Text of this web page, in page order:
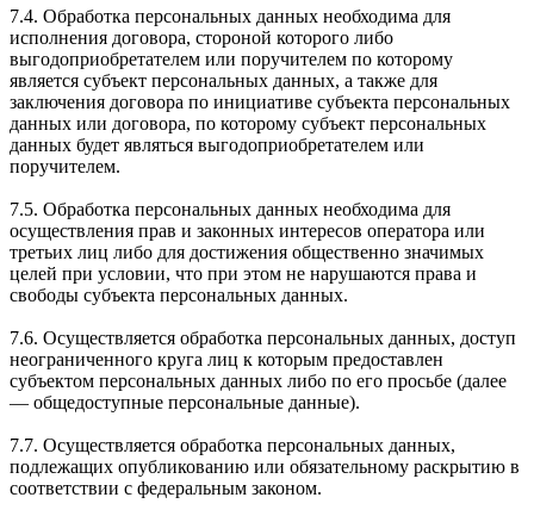
7.4. Обработка персональных данных необходима для
исполнения договора, стороной которого либо
выгодоприобретателем или поручителем по которому
является субъект персональных данных, а также для
заключения договора по инициативе субъекта персональных
данных или договора, по которому субъект персональных
данных будет являться выгодоприобретателем или
поручителем.
7.5. Обработка персональных данных необходима для
осуществления прав и законных интересов оператора или
третьих лиц либо для достижения общественно значимых
целей при условии, что при этом не нарушаются права и
свободы субъекта персональных данных.
7.6. Осуществляется обработка персональных данных, доступ
неограниченного круга лиц к которым предоставлен
субъектом персональных данных либо по его просьбе (далее
— общедоступные персональные данные).
7.7. Осуществляется обработка персональных данных,
подлежащих опубликованию или обязательному раскрытию в
соответствии с федеральным законом.